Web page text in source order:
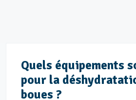
Quels équipements
pour la
boues ?